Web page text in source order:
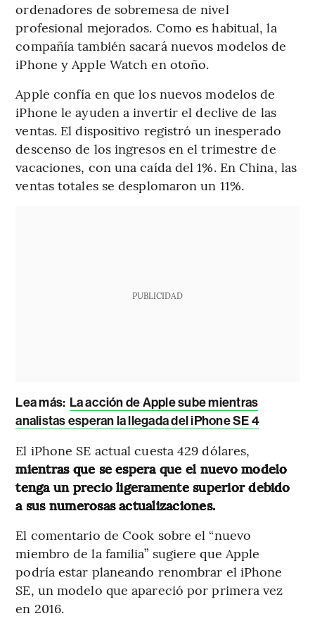
ordenadores de sobremesa de nivel
profesional mejorados. Como es habitual, la
compañía también sacará nuevos modelos de
iPhone y Apple Watch en otoño.
Apple confía en que los nuevos modelos de
iPhone le ayuden a invertir el declive de las
ventas. El dispositivo registró un inesperado
descenso de los ingresos en el trimestre de
vacaciones, con una caída del 1%. En China, las
ventas totales se desplomaron un 11%.
PUBLICIDAD
Lea más: La acción de Apple sube mientras
analistas esperan la llegada del iPhone SE 4
El iPhone SE actual cuesta 429 dólares,
mientras que se espera que el nuevo modelo
tenga un precio ligeramente superior debido
a sus numerosas actualizaciones.
El comentario de Cook sobre el “nuevo
miembro de la familia” sugiere que Apple
podría estar planeando renombrar el iPhone
SE, un modelo que apareció por primera vez
en 2016.